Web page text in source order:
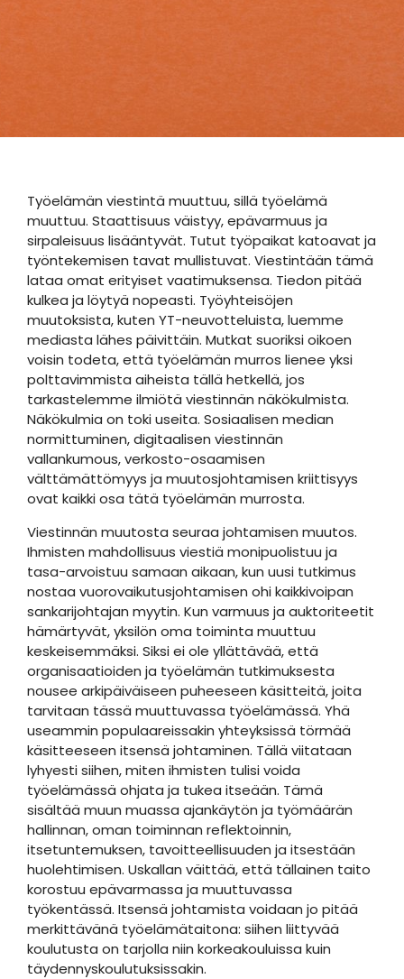
Työelämän viestintä muuttuu, sillä työelämä
muuttuu. Staattisuus väistyy, epävarmuus ja
sirpaleisuus lisääntyvät. Tutut työpaikat katoavat ja
työntekemisen tavat mullistuvat. Viestintään tämä
lataa omat erityiset vaatimuksensa. Tiedon pitää
kulkea ja löytyä nopeasti. Työyhteisöjen
muutoksista, kuten YT-neuvotteluista, luemme
mediasta lähes päivittäin. Mutkat suoriksi oikoen
voisin todeta, että työelämän murros lienee yksi
polttavimmista aiheista tällä hetkellä, jos
tarkastelemme ilmiötä viestinnän näkökulmista.
Näkökulmia on toki useita. Sosiaalisen median
normittuminen, digitaalisen viestinnän
vallankumous, verkosto-osaamisen
välttämättömyys ja muutosjohtamisen kriittisyys
ovat kaikki osa tätä työelämän murrosta.
Viestinnän muutosta seuraa johtamisen muutos.
Ihmisten mahdollisuus viestiä monipuolistuu ja
tasa-arvoistuu samaan aikaan, kun uusi tutkimus
nostaa vuorovaikutusjohtamisen ohi kaikkivoipan
sankarijohtajan myytin. Kun varmuus ja auktoriteetit
hämärtyvät, yksilön oma toiminta muuttuu
keskeisemmäksi. Siksi ei ole yllättävää, että
organisaatioiden ja työelämän tutkimuksesta
nousee arkipäiväiseen puheeseen käsitteitä, joita
tarvitaan tässä muuttuvassa työelämässä. Yhä
useammin populaareissakin yhteyksissä törmää
käsitteeseen itsensä johtaminen. Tällä viitataan
lyhyesti siihen, miten ihmisten tulisi voida
työelämässä ohjata ja tukea itseään. Tämä
sisältää muun muassa ajankäytön ja työmäärän
hallinnan, oman toiminnan reflektoinnin,
itsetuntemuksen, tavoitteellisuuden ja itsestään
huolehtimisen. Uskallan väittää, että tällainen taito
korostuu epävarmassa ja muuttuvassa
työkentässä. Itsensä johtamista voidaan jo pitää
merkittävänä työelämätaitona: siihen liittyvää
koulutusta on tarjolla niin korkeakouluissa kuin
täydennyskoulutuksissakin.